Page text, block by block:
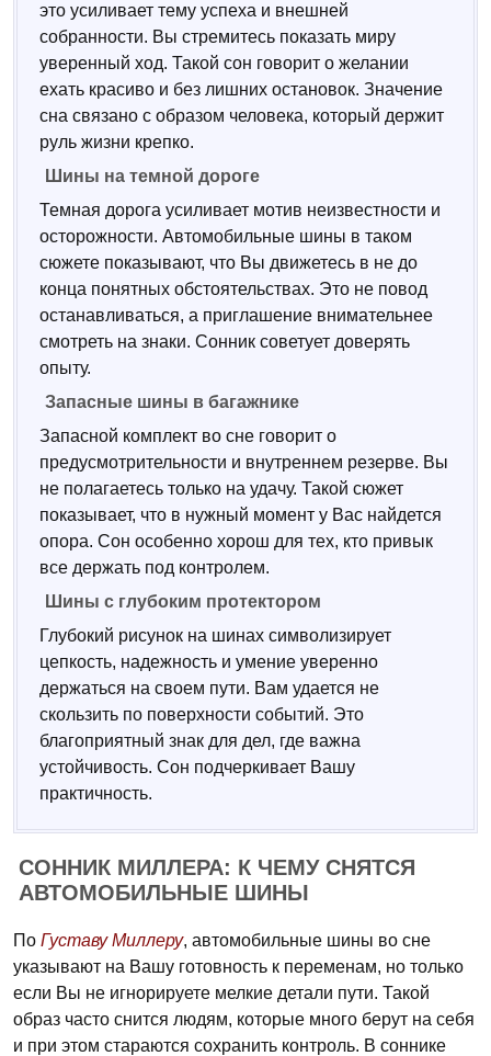
это усиливает тему успеха и внешней
собранности. Вы стремитесь показать миру
уверенный ход. Такой сон говорит о желании
ехать красиво и без лишних остановок. Значение
сна связано с образом человека, который держит
руль жизни крепко.
Шины на темной дороге
Темная дорога усиливает мотив неизвестности и
осторожности. Автомобильные шины в таком
сюжете показывают, что Вы движетесь в не до
конца понятных обстоятельствах. Это не повод
останавливаться, а приглашение внимательнее
смотреть на знаки. Сонник советует доверять
опыту.
Запасные шины в багажнике
Запасной комплект во сне говорит о
предусмотрительности и внутреннем резерве. Вы
не полагаетесь только на удачу. Такой сюжет
показывает, что в нужный момент у Вас найдется
опора. Сон особенно хорош для тех, кто привык
все держать под контролем.
Шины с глубоким протектором
Глубокий рисунок на шинах символизирует
цепкость, надежность и умение уверенно
держаться на своем пути. Вам удается не
скользить по поверхности событий. Это
благоприятный знак для дел, где важна
устойчивость. Сон подчеркивает Вашу
практичность.
СОННИК МИЛЛЕРА: К ЧЕМУ СНЯТСЯ
АВТОМОБИЛЬНЫЕ ШИНЫ
По Густаву Миллеру, автомобильные шины во сне
указывают на Вашу готовность к переменам, но только
если Вы не игнорируете мелкие детали пути. Такой
образ часто снится людям, которые много берут на себя
и при этом стараются сохранить контроль. В соннике